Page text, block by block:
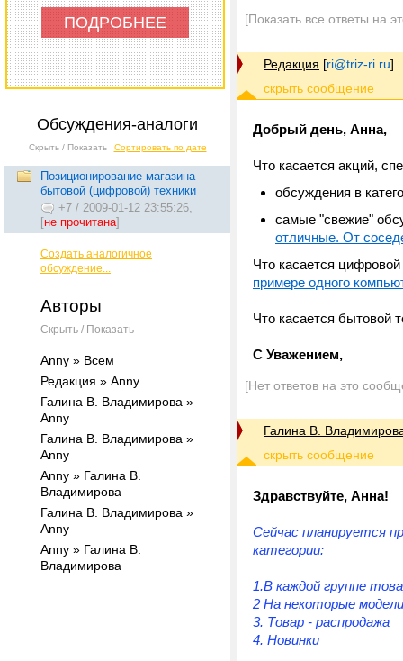
ПОДРОБНЕЕ
Обсуждения-аналоги
Скрыть / Показать Сортировать по дате
Позиционирование магазина
бытовой (цифровой) техники
+7 / 2009-01-12 23:55:26,
[не прочитана]
Создать аналогичное
обсуждение...
Авторы
Скрыть / Показать
Anny » Всем
Редакция » Anny
Галина В. Владимирова »
Anny
Галина В. Владимирова »
Anny
Anny » Галина В.
Владимирова
Галина В. Владимирова »
Anny
Anny » Галина В.
Владимирова
[Показать все ответы на
Редакция [ri@triz-ri.ru]
Добрый день, Анна,
Что касается акций,
обсуждения в
самые "свежие"
отличные. От
Что касается
примере одного
Что касается бытовой
С Уважением,
[Нет ответов на это
Галина В.
Здравствуйте, Анна!
Сейчас планируется
категории:
1.В каждой группе
2 На некоторые
3. Товар - распродажа
4. Новинки